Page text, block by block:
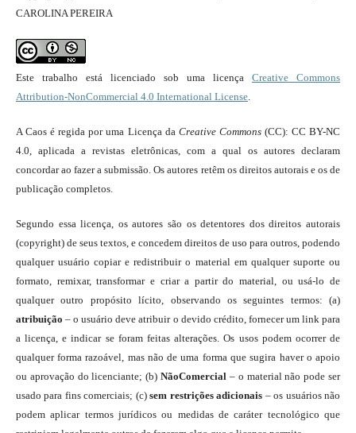
CAROLINA PEREIRA
Este trabalho está licenciado sob uma licençaCreative Commons
Attribution-NonCommercial 4.0 International License.
A Caos é regida por uma Licença da Creative Commons(CC): CC BY-NC
4.0, aplicada a revistas eletrônicas, com a qual os autores declaram
concordar ao fazer a submissão. Os autores retêm os direitos autorais e os de
publicação completos.
Segundo essa licença, os autores são os detentores dos direitos autorais
(copyright) de seus textos, e concedem direitos de uso para outros, podendo
qualquer usuário copiar e redistribuir o material em qualquer suporte ou
formato, remixar, transformar e criar a partir do material, ou usá-lo de
qualquer outro propósito lícito, observando os seguintes termos: (a)
atribuição – o usuário deve atribuir o devido crédito, fornecer um link para
a licença, e indicar se foram feitas alterações. Os usos podem ocorrer de
qualquer forma razoável, mas não de uma forma que sugira haver o apoio
ou aprovação do licenciante; (b)NãoComercial – o material não pode ser
usado para fins comerciais; (c)sem restrições adicionais – os usuários não
podem aplicar termos jurídicos ou medidas de caráter tecnológico que